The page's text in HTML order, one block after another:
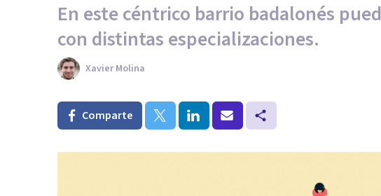
En este céntrico barrio badalonés
con distintas especializaciones.
Xavier Molina
Comparte